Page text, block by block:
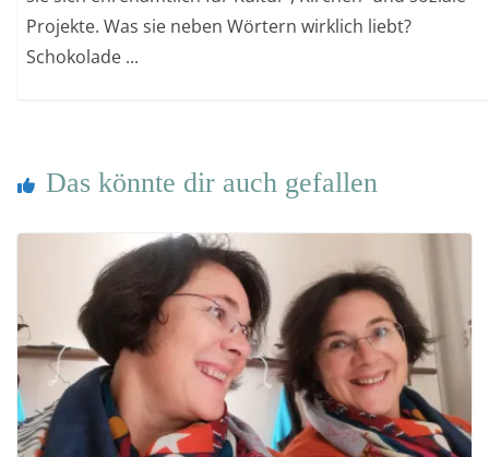
Projekte. Was sie neben Wörtern wirklich liebt?
Schokolade ...
Das könnte dir auch gefallen